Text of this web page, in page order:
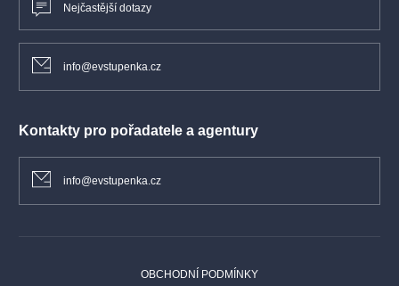
Nejčastější dotazy
info@evstupenka.cz
Kontakty pro pořadatele a agentury
info@evstupenka.cz
OBCHODNÍ PODMÍNKY